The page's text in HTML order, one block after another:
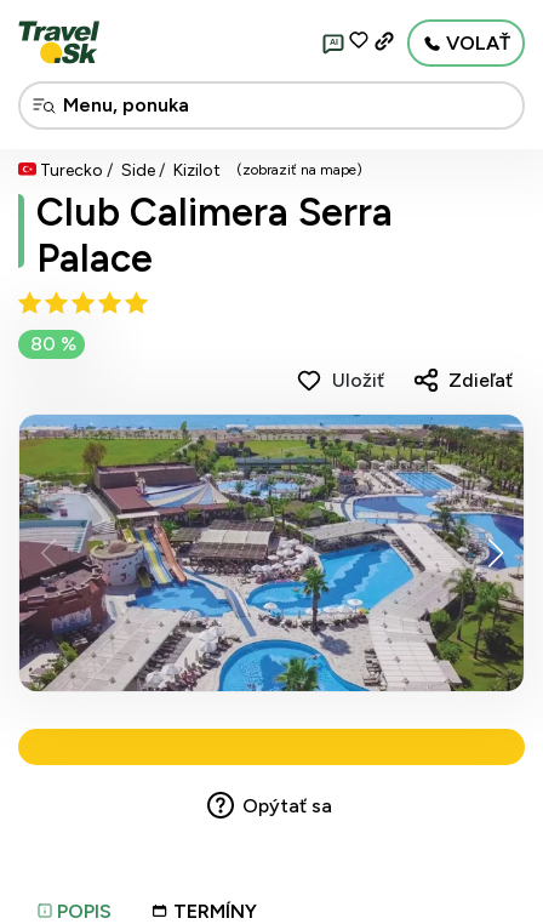
AI VOLAŤ
Turecko Side Kizilot (zobraziť na mape)
Club Calimera Serra
Palace
80 %
Uložiť
Zdieľať
POPIS TERMÍNY
Opýtať sa